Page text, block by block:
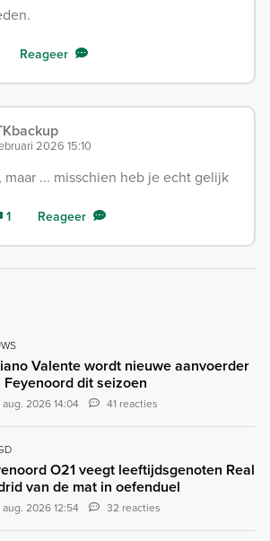
Reageer
2026 15:10
maar ... misschien heb je echt gelijk
1 Reageer
Valente wordt nieuwe aanvoerder
Feyenoord dit seizoen
2026 14:04 41 reacties
O21 veegt leeftijdsgenoten Real
van de mat in oefenduel
2026 12:54 32 reacties